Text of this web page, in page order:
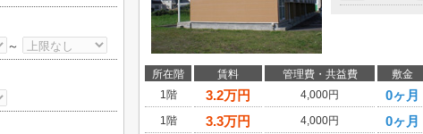
所在階 賃料 管理費・共益費 敷金
1階
3.2万円 4,000円 0ヶ月
1階
3.3万円 4,000円 0ヶ月
～